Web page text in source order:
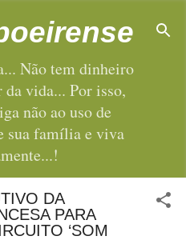
principal
Não tem dinheiro
vida... Por isso,
não ao uso de
sua família e viva
DA
PARA
‘SOM